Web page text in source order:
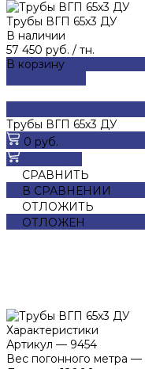
Трубы ВГП 65х3 ДУ
В наличии
57 450 руб. / тн.
В корзину
Трубы ВГП 65х3 ДУ
0 руб.
СРАВНИТЬ
В СРАВНЕНИИ
ОТЛОЖИТЬ
ОТЛОЖЕН
Характеристики
Артикул — 9454
Вес погонного метра —